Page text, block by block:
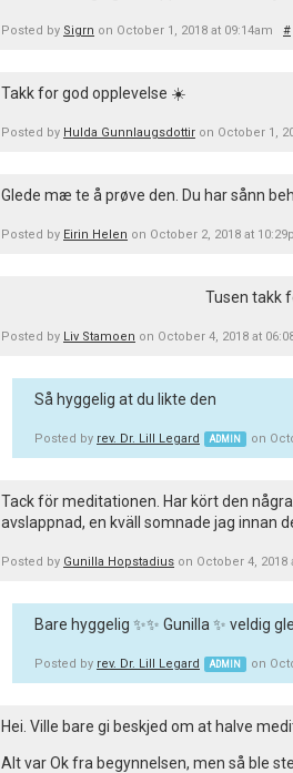
Posted by Sigrn on October 1, 2018 at 09:14am #
Takk for god opplevelse ☀️
Posted by Hulda Gunnlaugsdottir on October 1,
Glede mæ te å prøve den. Du har sånn
Posted by Eirin Helen on October 2, 2018 at
Tusen takk
Posted by Liv Stamoen on October 4, 2018 at
Så hyggelig at du likte den
Posted by rev. Dr. Lill Legard ADMIN on
Tack för meditationen. Har kört den
avslappnad, en kväll somnade jag innan
Posted by Gunilla Hopstadius on October 4, 2018
Bare hyggelig ✨✨ Gunilla ✨ veldig
Posted by rev. Dr. Lill Legard ADMIN on
Hei. Ville bare gi beskjed om at halve
Alt var Ok fra begynnelsen, men så ble